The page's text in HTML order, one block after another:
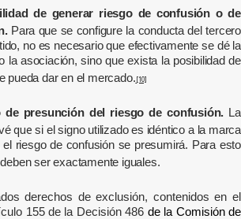
de generar riesgo de confusión o de
Para que se configure la conducta del tercero
no es necesario que efectivamente se dé la
la asociación, sino que exista la posibilidad de
pueda dar en el mercado. [10]
de presunción del riesgo de confusión. La
que si el signo utilizado es idéntico a la marca
el riesgo de confusión se presumirá. Para esto
ser exactamente iguales.
derechos de exclusión, contenidos en el
155 de la Decisión 486 de la Comisión de